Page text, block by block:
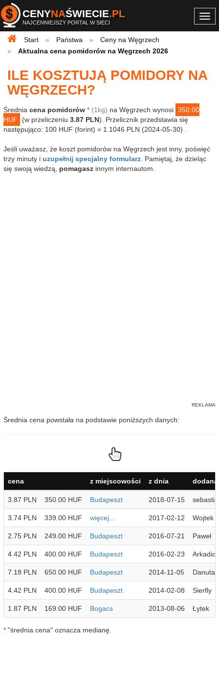
CENYNAŚWIECIE.PL
NAJCENNIEJSZY PORTAL W SIECI
Start
Państwa
Ceny na Węgrzech
Aktualna cena pomidorów na Węgrzech 2026
ILE KOSZTUJĄ POMIDORY NA
WĘGRZECH?
Średnia cena pomidorów * (1kg) na Węgrzech wynosi 350.00
HUF
(w przeliczeniu 3.87 PLN). Przelicznik przedstawia się
następująco: 100 HUF (forint) = 1.1046 PLN (2024-05-30) .
Jeśli uważasz, że koszt pomidorów na Węgrzech jest inny, poświęć
trzy minuty i uzupełnij specjalny formularz . Pamiętaj, że dzieląc
się swoją wiedzą, pomagasz innym internautom.
Średnia cena powstała na podstawie poniższych danych:
cena z miejscowości z dnia dodana
3.87 PLN 350.00 HUF Budapeszt 2018-07-15
3.74 PLN 339.00 HUF więcej... 2017-02-12 Wojtek
2.75 PLN 249.00 HUF Budapeszt 2016-07-21 Paweł
4.42 PLN 400.00 HUF Budapeszt 2016-02-23 Arkadio
7.18 PLN 650.00 HUF Budapeszt 2014-11-05 Danuta
4.42 PLN 400.00 HUF Budapeszt 2014-02-08 Sierfly
1.87 PLN 169.00 HUF Bogacs 2013-08-06 Łytek
* "średnia cena" oznacza medianę.